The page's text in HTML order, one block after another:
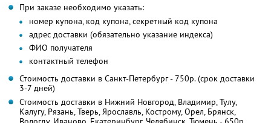
При заказе необходимо указать:
номер купона, код купона, секретный код купона
адрес доставки (обязательно указание индекса)
ФИО получателя
контактный телефон
Стоимость доставки в Санкт-Петербург - 750р. (срок доставки
3-7 дней)
Стоимость доставки в Нижний Новгород, Владимир, Тулу,
Калугу, Рязань, Тверь, Ярославль, Кострому, Орел, Брянск,